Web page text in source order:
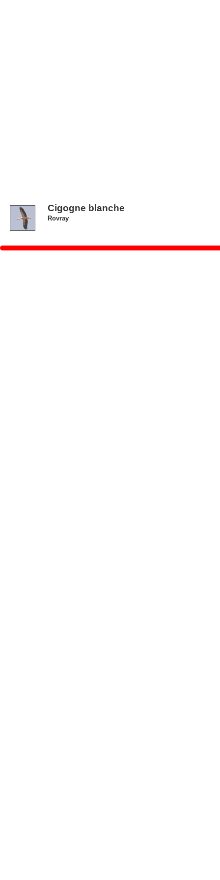
Cigogne blanche
Rovray